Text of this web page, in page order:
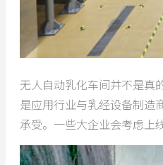
无人自动乳化车间并不是真
是应用行业与乳经设备制造
承受。一些大企业会考虑上线